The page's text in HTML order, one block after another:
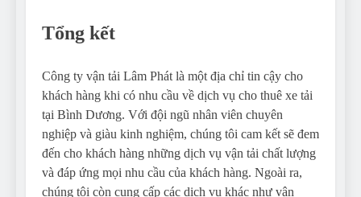
Tổng kết
Công ty vận tải Lâm Phát là một địa chỉ tin cậy cho
khách hàng khi có nhu cầu về dịch vụ cho thuê xe tải
tại Bình Dương. Với đội ngũ nhân viên chuyên
nghiệp và giàu kinh nghiệm, chúng tôi cam kết sẽ đem
đến cho khách hàng những dịch vụ vận tải chất lượng
và đáp ứng mọi nhu cầu của khách hàng. Ngoài ra,
chúng tôi còn cung cấp các dịch vụ khác như vận